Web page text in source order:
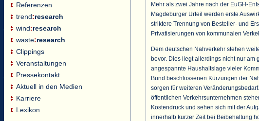
Referenzen
trend:research
wind:research
waste:research
Clippings
Veranstaltungen
Pressekontakt
Aktuell in den Medien
Karriere
Lexikon
Mehr als zwei Jahre nach der EuGH-
Magdeburger Urteil werden erste
striktere Trennung von Besteller- und
Privatisierungen von kommunalen
Dem deutschen Nahverkehr stehen
bevor. Dies liegt allerdings nicht nur am
angespannte Haushaltslage vieler
Bund beschlossenen Kürzungen der
sorgen für weiteren
öffentlichen Verkehrsunternehmen
Kostendruck und sehen sich mit der
innerhalb kurzer Zeit bei Beibehaltung